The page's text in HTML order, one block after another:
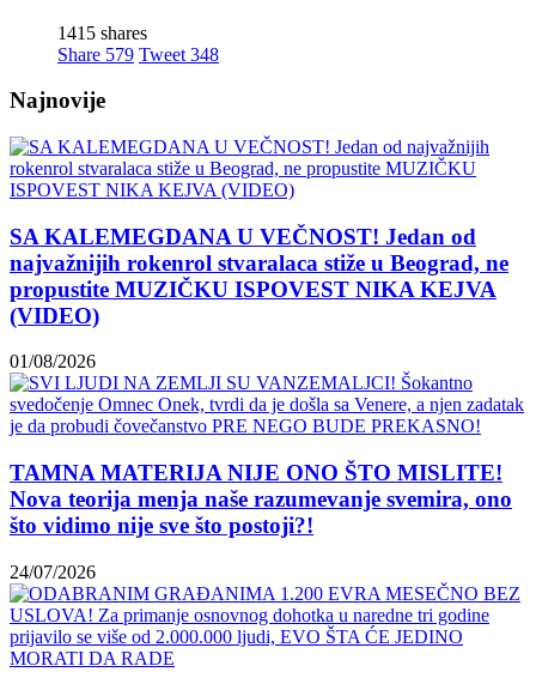
1415 shares
Share 579 Tweet 348
Najnovije
SA KALEMEGDANA U VEČNOST! Jedan od
najvažnijih rokenrol stvaralaca stiže u Beograd, ne
propustite MUZIČKU ISPOVEST NIKA KEJVA
(VIDEO)
01/08/2026
TAMNA MATERIJA NIJE ONO ŠTO MISLITE!
Nova teorija menja naše razumevanje svemira, ono
što vidimo nije sve što postoji?!
24/07/2026